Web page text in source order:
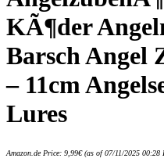
KÃ¶der
Barsch Angel
– 11cm
Lures
Amazon.de Price: 9,99€(as of 07/11/2025 00:28